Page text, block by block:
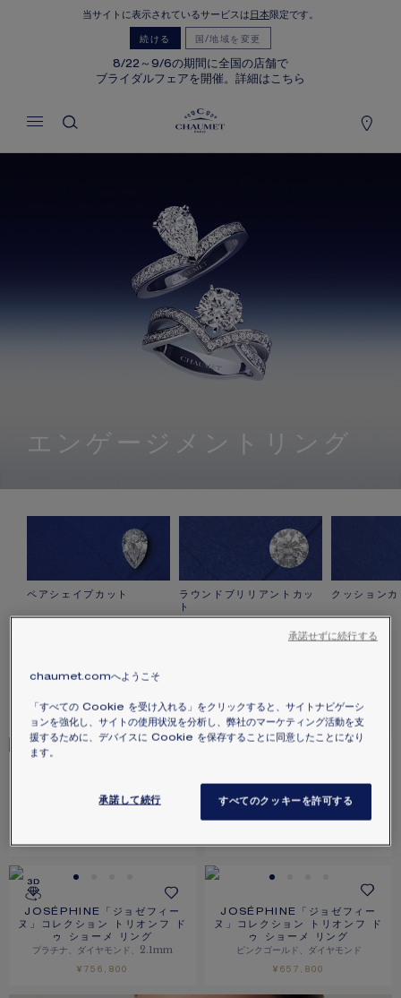
当サイトに表示されているサービスは 日本限定です。
続ける 国/地域を変更
8/22～9/6の期間に全国の店舗で
ブライダルフェアを開催。詳細はこちら
エンゲージメントリング
ペアシェイプカット
ラウンドブリリアントカッ
ト
クッションカ
絞り込み
ヌ」コレクション エグレット ア
JOSÉPHINE「ジョゼフィー
ヌ」コレクション アムール デグ
レット リング
プラチナ、ダイヤモンド
JOSÉPHINE「ジョゼフィー
ヌ」コレクション トリオンフ ド
ゥ ショーメ リング
プラチナ、ダイヤモンド、2.1mm
¥756,800
JOSÉPHINE「ジョゼフィー
ヌ」コレクション トリオンフ ド
ゥ ショーメ リング
ピンクゴールド、ダイヤモンド
¥657,800
Shop now
chaumet.comへようこそ
「すべての Cookie を受け入れる」をクリックすると、サイトナビゲーシ
ョンを強化し、サイトの使用状況を分析し、弊社のマーケティング活動を支
援するために、デバイスに Cookie を保存することに同意したことになり
ます。
承諾して続行 すべてのクッキーを許可する
承諾せずに続行する